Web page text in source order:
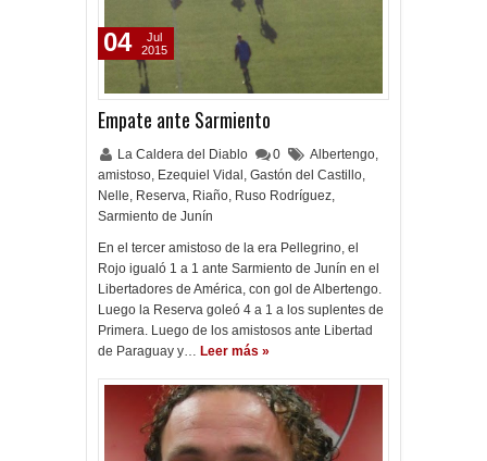
Empate ante Sarmiento
La Caldera del Diablo 0 Albertengo,
amistoso, Ezequiel Vidal , Gastón del Castillo,
Nelle, Reserva, Riaño, Ruso Rodríguez,
Sarmiento de Junín
En el tercer amistoso de la era Pellegrino, el
Rojo igualó 1 a 1 ante Sarmiento de Junín en el
Libertadores de América, con gol de Albertengo.
Luego la Reserva goleó 4 a 1 a los suplentes de
Primera. Luego de los amistosos ante Libertad
de Paraguay y… Leer más »
04
Jul
2015